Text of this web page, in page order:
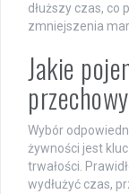
dłuższy czas, co
zmniejszenia
Jakie
Wybór
żywności jest
trwałości.
wydłużyć czas,